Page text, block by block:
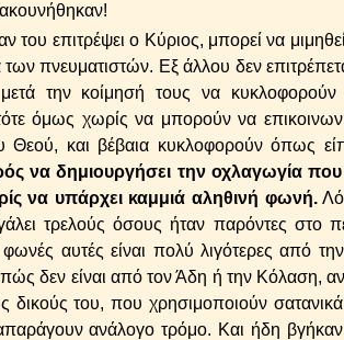
επιτρέψει ο Κύριος, μπορεί να
των πνευματιστών. Εξ άλλου δεν
την κοίμησή τους να
όμως χωρίς να μπορούν να
Θεού, και βέβαια κυκλοφορούν όπως
να δημιουργήσει την οχλαγωγία
να υπάρχει καμμιά αληθινή φωνή.
τρελούς όσους ήταν παρόντες στο
φωνές αυτές είναι πολύ λιγότερες από
δεν είναι από τον Άδη ή την Κόλαση,
δικούς του, που χρησιμοποιούν
ανάλογο τρόμο. Και ήδη βγήκαν